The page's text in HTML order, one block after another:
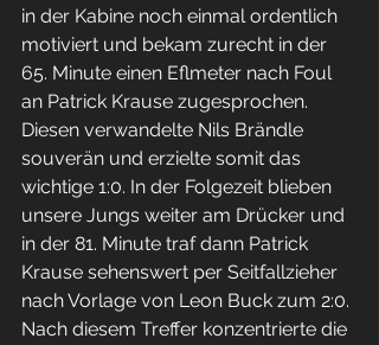
in der Kabine noch einmal ordentlich
motiviert und bekam zurecht in der
65. Minute einen Eflmeter nach Foul
an Patrick Krause zugesprochen.
Diesen verwandelte Nils Brändle
souverän und erzielte somit das
wichtige 1:0. In der Folgezeit blieben
unsere Jungs weiter am Drücker und
in der 81. Minute traf dann Patrick
Krause sehenswert per Seitfallzieher
nach Vorlage von Leon Buck zum 2:0.
Nach diesem Treffer konzentrierte die